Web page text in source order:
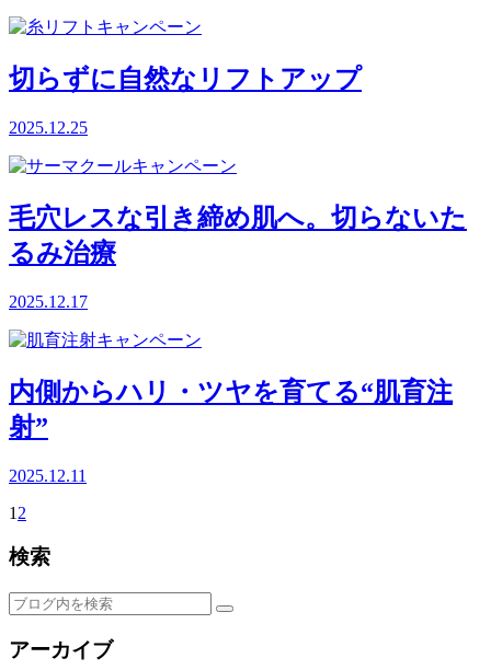
切らずに自然なリフトアップ
2025.12.25
毛穴レスな引き締め肌へ。切らないた
るみ治療
2025.12.17
内側からハリ・ツヤを育てる“肌育注
射”
2025.12.11
1 2
検索
アーカイブ